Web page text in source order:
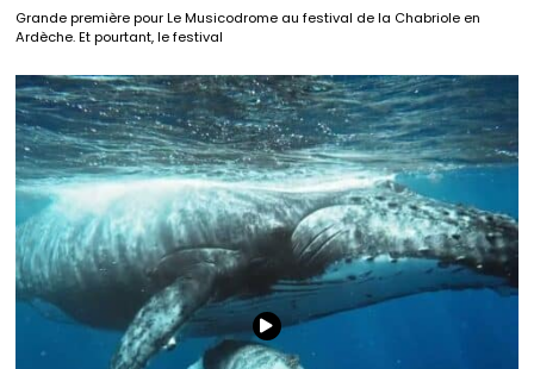
Grande première pour Le Musicodrome au festival de la Chabriole en
Ardèche. Et pourtant, le festival